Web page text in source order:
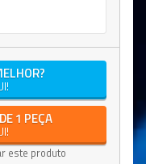
1 PEÇA
este produto